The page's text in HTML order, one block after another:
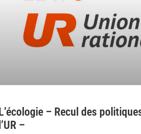
L’écologie – Recul des
l’UR –